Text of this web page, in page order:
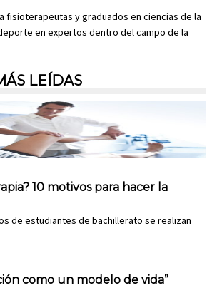
fisioterapeutas y graduados en ciencias de la
en expertos dentro del campo de la
LEÍDAS
10 motivos para hacer la
de estudiantes de bachillerato se realizan
como un modelo de vida”